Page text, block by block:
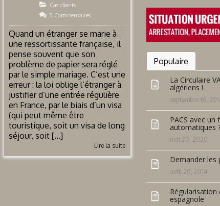
Cas clients
5 Commentaires
Quand un étranger se marie à
une ressortissante française, il
pense souvent que son
problème de papier sera réglé
par le simple mariage. C’est une
erreur : la loi oblige l’étranger à
justifier d’une entrée régulière
en France, par le biais d’un visa
(qui peut même être
touristique, soit un visa de long
séjour, soit […]
Lire la suite
Populaire
La Circulaire
algériens !
septembre 18,
PACS avec un
automatiques
mai 20, 2020
Demander les
avril 20, 2014
Régularisation
espagnole